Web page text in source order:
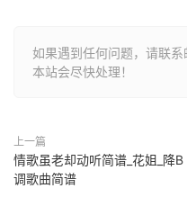
如果遇到任何问题，请联
本站会尽快处理！
上一篇
情歌虽老却动听简谱_花姐_降B
调歌曲简谱